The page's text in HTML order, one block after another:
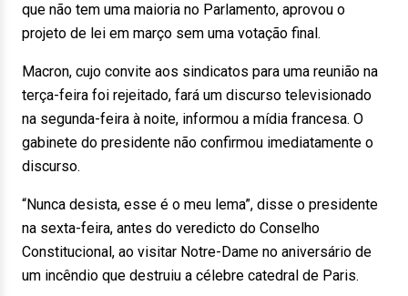
que não tem uma maioria no Parlamento, aprovou o
projeto de lei em março sem uma votação final.
Macron, cujo convite aos sindicatos para uma reunião na
terça-feira foi rejeitado, fará um discurso televisionado
na segunda-feira à noite, informou a mídia francesa. O
gabinete do presidente não confirmou imediatamente o
discurso.
“Nunca desista, esse é o meu lema”, disse o presidente
na sexta-feira, antes do veredicto do Conselho
Constitucional, ao visitar Notre-Dame no aniversário de
um incêndio que destruiu a célebre catedral de Paris.